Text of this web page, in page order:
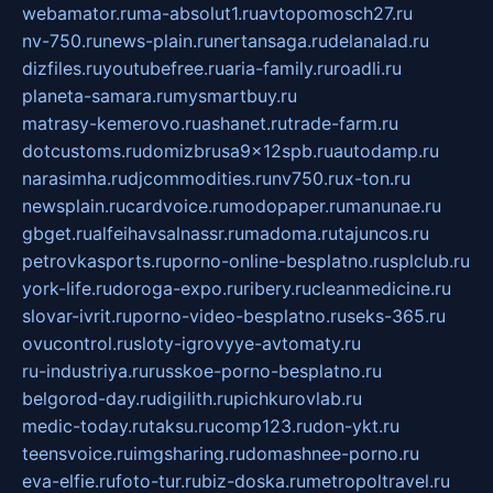
webamator.ruma-absolut1.ruavtopomosch27.ru
nv-750.runews-plain.runertansaga.rudelanalad.ru
dizfiles.ruyoutubefree.ruaria-family.ruroadli.ru
planeta-samara.rumysmartbuy.ru
matrasy-kemerovo.ruashanet.rutrade-farm.ru
dotcustoms.rudomizbrusa9x12spb.ruautodamp.ru
narasimha.rudjcommodities.runv750.rux-ton.ru
newsplain.rucardvoice.rumodopaper.rumanunae.ru
gbget.rualfeihavsalnassr.rumadoma.rutajuncos.ru
petrovkasports.ruporno-online-besplatno.rusplclub.ru
york-life.rudoroga-expo.ruribery.rucleanmedicine.ru
slovar-ivrit.ruporno-video-besplatno.ruseks-365.ru
ovucontrol.rusloty-igrovyye-avtomaty.ru
ru-industriya.rurusskoe-porno-besplatno.ru
belgorod-day.rudigilith.rupichkurovlab.ru
medic-today.rutaksu.rucomp123.rudon-ykt.ru
teensvoice.ruimgsharing.rudomashnee-porno.ru
eva-elfie.rufoto-tur.rubiz-doska.rumetropoltravel.ru